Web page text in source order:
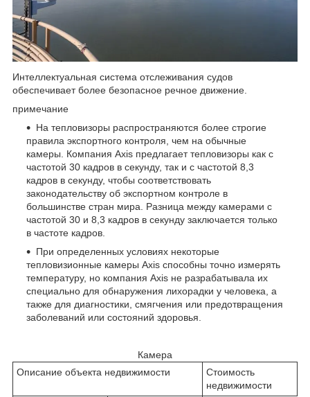
Интеллектуальная система отслеживания судов
обеспечивает более безопасное речное движение.
примечание
На тепловизоры распространяются более строгие
правила экспортного контроля, чем на обычные
камеры. Компания Axis предлагает тепловизоры как с
частотой 30 кадров в секунду, так и с частотой 8,3
кадров в секунду, чтобы соответствовать
законодательству об экспортном контроле в
большинстве стран мира. Разница между камерами с
частотой 30 и 8,3 кадров в секунду заключается только
в частоте кадров.
При определенных условиях некоторые
тепловизионные камеры Axis способны точно измерять
температуру, но компания Axis не разрабатывала их
специально для обнаружения лихорадки у человека, а
также для диагностики, смягчения или предотвращения
заболеваний или состояний здоровья.
Камера
Описание объекта недвижимости
Стоимость
недвижимости